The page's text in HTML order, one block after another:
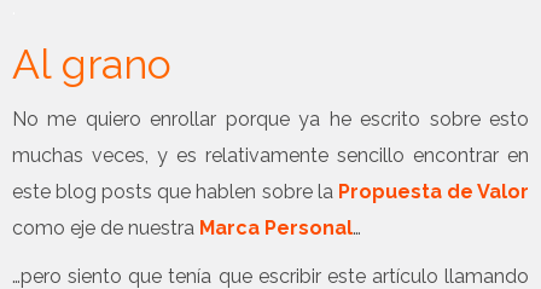
Al grano
No me quiero enrollar porque ya he escrito sobre esto
muchas veces, y es relativamente sencillo encontrar en
este blog posts que hablen sobre la Propuesta de Valor
como eje de nuestra Marca Personal…
…pero siento que tenía que escribir este artículo llamando